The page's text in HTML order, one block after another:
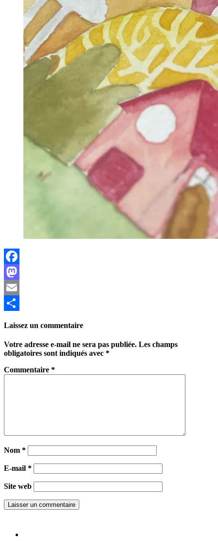
Facebook
Mastodon
Email
Laissez un commentaire
Votre adresse e-mail ne sera pas publiée. Les champs
obligatoires sont indiqués avec *
Commentaire *
Nom *
E-mail *
Site web